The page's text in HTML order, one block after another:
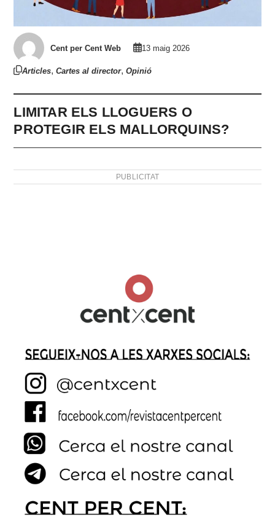
Cent per Cent Web 13 maig 2026
Articles,Cartes al director,Opinió
LIMITAR ELS LLOGUERS O
PROTEGIR ELS MALLORQUINS?
PUBLICITAT